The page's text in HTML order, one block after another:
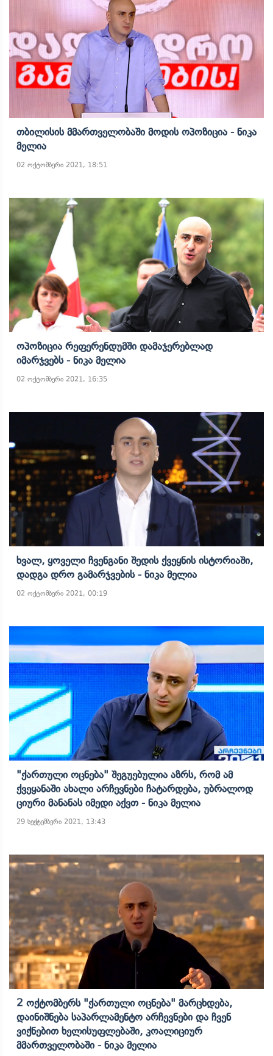
Თბილისის Მმართველობაში Მოდის Ოპოზიცია - Ნიკა
Მელია
02 ოქტომბერი 2021, 18:51
Ოპოზიცია Რეფერენდუმში Დამაჯერებლად
Იმარჯვებს - Ნიკა Მელია
02 ოქტომბერი 2021, 16:35
Ხვალ, Ყოველი Ჩვენგანი Შედის Ქვეყნის Ისტორიაში,
Დადგა Დრო Გამარჯვების - Ნიკა Მელია
02 ოქტომბერი 2021, 00:19
"ქართული Ოცნება" Შეგუებულია Აზრს, Რომ Ამ
Ქვეყანაში Ახალი Არჩევნები Ჩატარდება, Უბრალოდ
Ციური Მანანას Იმედი Აქვთ - Ნიკა Მელია
29 სექტემბერი 2021, 13:43
2 Ოქტომბერს "ქართული Ოცნება" Მარცხდება,
Დაინიშნება Საპარლამენტო Არჩევნები Და Ჩვენ
Ვიქნებით Ხელისუფლებაში, Კოალიციურ
Მმართველობაში - Ნიკა Მელია